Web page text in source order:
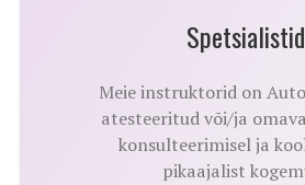
Spetsialistid
Meie instruktorid on
atesteeritud või/ja
konsulteerimisel ja
pikaajalist